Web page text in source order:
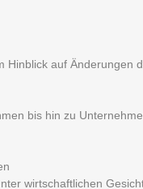
Hinblick auf Änderungen
bis hin zu
wirtschaftlichen